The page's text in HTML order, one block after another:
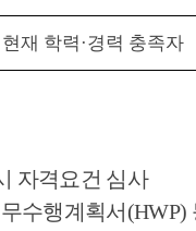
재 학력 ·경력 충족자
자격요건 심사
수행계획서 (HWP)